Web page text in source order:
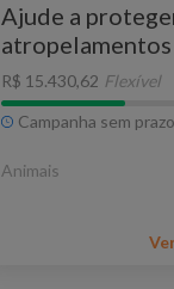
Ajude a
Pinheiros
R$ 15.430,62 Flexível
Campanha sem prazo
Animais